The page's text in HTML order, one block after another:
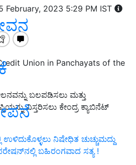
February, 2023 5:29 PM IST
Union in Panchayats of the
ಬಲಪಡಿಸಲು ಮತ್ತು
ವಿಸ್ತರಿಸಲು ಕೇಂದ್ರ ಕ್ಯಾಬಿನೆಟ್
ನಿಷೇಧಿತ ಚುಚ್ಚುಮದ್ದು
ಬಹಿರಂಗವಾದ ಸತ್ಯ !